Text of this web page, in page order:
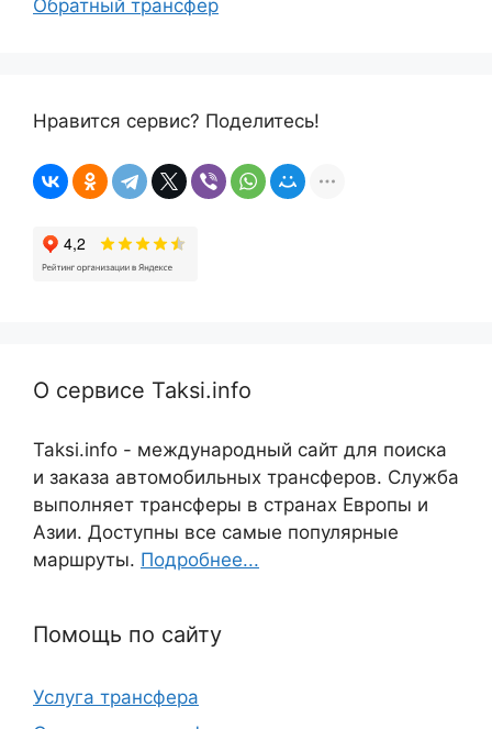
Обратный трансфер
Нравится сервис? Поделитесь!
О сервисе Taksi.info
Taksi.info - международный сайт для поиска
и заказа автомобильных трансферов. Служба
выполняет трансферы в странах Европы и
Азии. Доступны все самые популярные
маршруты. Подробнее...
Помощь по сайту
Услуга трансфера